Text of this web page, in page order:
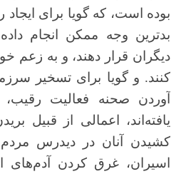
بوده است، که گویا برای
بدترین وجه ممکن انجام
دیگران قرار دهند، و به زعم
کنند. و گویا برای تسخیر
آوردن صحنه فعالیت
یافته‌اند، اعمالی از قبیل
کشیدن آنان در دیدرس
اسیران، غرق کردن